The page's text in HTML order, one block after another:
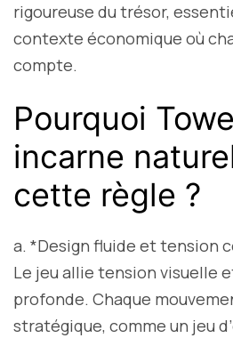
rigoureuse du trésor,
contexte économique où
compte.
Pourquoi
incarne
cette règle ?
a. *Design fluide et tension
Le jeu allie tension visuelle
profonde. Chaque
stratégique, comme un jeu